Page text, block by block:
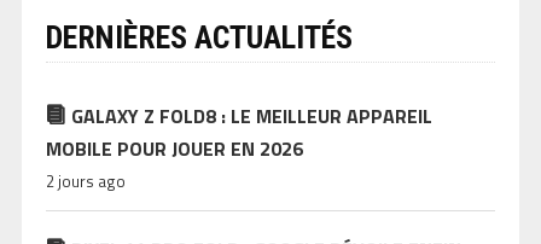
DERNIÈRES ACTUALITÉS
GALAXY Z FOLD8 : LE MEILLEUR APPAREIL
MOBILE POUR JOUER EN 2026
2 jours ago